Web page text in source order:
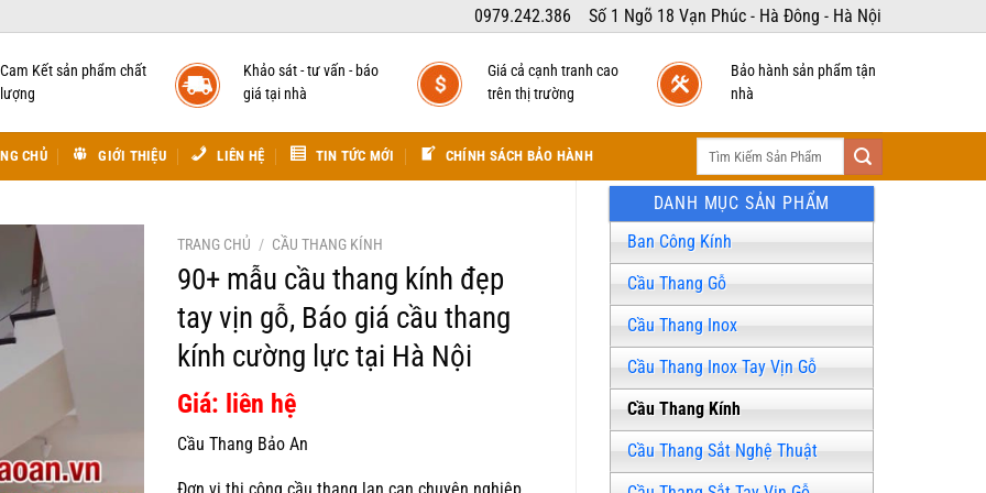
0979.242.386 Số 1 Ngõ 18 Vạn Phúc - Hà Đông - Hà Nội
Cam Kết sản phẩm chất
lượng
Khảo sát - tư vấn - báo
giá tại nhà
Giá cả cạnh tranh cao
trên thị trường
Bảo hành sản phẩm tận
nhà
CHỦ GIỚI THIỆU LIÊN HỆ TIN TỨC MỚI CHÍNH SÁCH BẢO HÀNH
DANH MỤC SẢN PHẨM
Ban Công Kính
Cầu Thang Gỗ
Cầu Thang Inox
Cầu Thang Inox Tay Vịn Gỗ
Cầu Thang Kính
Cầu Thang Sắt Nghệ Thuật
TRANG CHỦ / CẦU THANG KÍNH
90+ mẫu cầu thang kính đẹp
tay vịn gỗ, Báo giá cầu thang
kính cường lực tại Hà Nội
Giá: liên hệ
Cầu Thang Bảo An